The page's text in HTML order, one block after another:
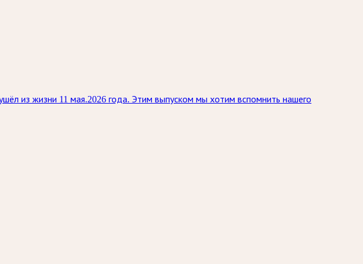
из жизни 11 мая.2026 года. Этим выпуском мы хотим вспомнить нашего